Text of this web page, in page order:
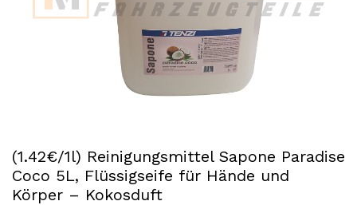
(1.42€/1l) Reinigungsmittel Sapone Paradise
Coco 5L, Flüssigseife für Hände und
Körper – Kokosduft